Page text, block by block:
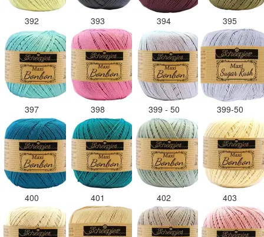
392 393 394 395
397 398 399 - 50 399-50
400 401 402 403